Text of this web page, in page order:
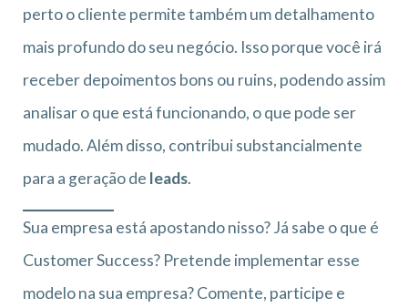
perto o cliente permite também um detalhamento
mais profundo do seu negócio. Isso porque você irá
receber depoimentos bons ou ruins, podendo assim
analisar o que está funcionando, o que pode ser
mudado. Além disso, contribui substancialmente
para a geração de leads.
Sua empresa está apostando nisso? Já sabe o que é
Customer Success? Pretende implementar esse
modelo na sua empresa? Comente, participe e